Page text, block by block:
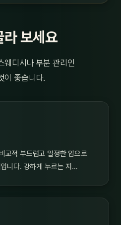
라 보세요
웨디시나 부분 관리인
이 좋습니다.
교적 부드럽고 일정한 압으로
니다. 강하게 누르는 지…